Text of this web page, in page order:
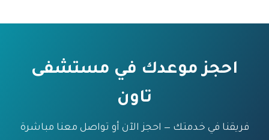
احجز موعدك في مستشفى
تاون
فريقنا في خدمتك — احجز الآن أو تواصل معنا مباشرة